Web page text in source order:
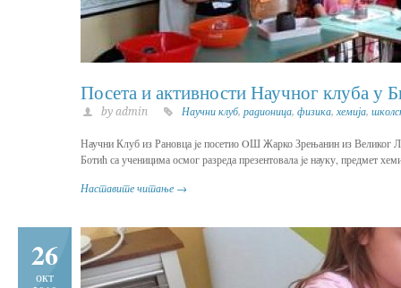
Посета и активности Научног клуба у
by admin Научни клуб, радионица, физика, хемија,
Научни Клуб из Рановца je посетио OШ Жарко Зрењанин из Великог
Ботић са ученицима осмог разреда презентовалa je науку, предмет
Наставите читање →
26
окт